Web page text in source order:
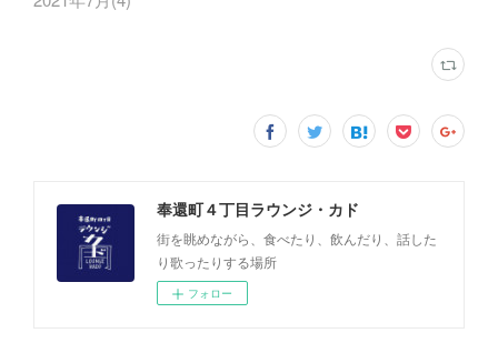
奉還町４丁目ラウンジ・カド
街を眺めながら、食べたり、飲んだり、話した
り歌ったりする場所
フォロー